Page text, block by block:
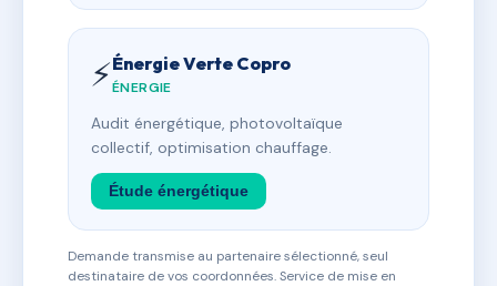
⚡Énergie Verte Copro
ÉNERGIE
Audit énergétique, photovoltaïque
collectif, optimisation chauffage.
Étude énergétique
Demande transmise au partenaire sélectionné, seul
destinataire de vos coordonnées. Service de mise en